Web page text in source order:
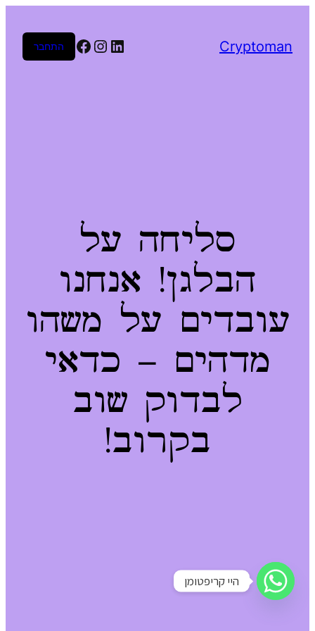
Cryptoman
LinkedIn
Instagram
Facebook
התחבר
סליחה על
הבלגן! אנחנו
עובדים על משהו
מדהים – כדאי
לבדוק שוב
בקרוב!
היי קריפטומן